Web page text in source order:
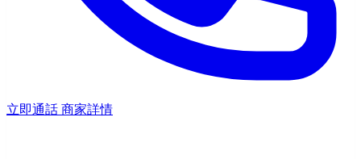
立即通話 商家詳情